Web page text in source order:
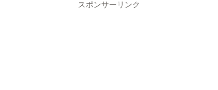
スポンサーリンク